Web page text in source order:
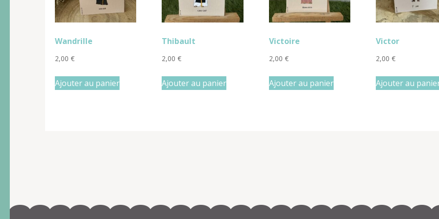
Wandrille
2,00 €
Ajouter au panier
Thibault
2,00€
Ajouter au panier
Victoire
2,00 €
Ajouter au panier
Victor
2,00€
Ajouter au